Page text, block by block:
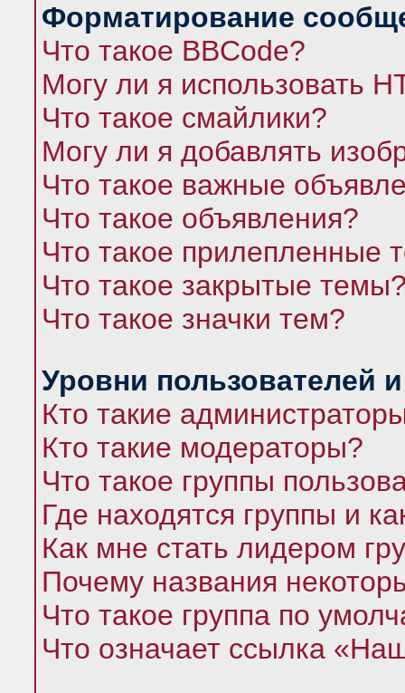
Форматирование
Что такое BBCode?
Могу ли я использовать
Что такое смайлики?
Могу ли я добавлять
Что такое важные
Что такое объявления?
Что такое прилепленные
Что такое закрытые
Что такое значки тем?
Уровни пользователей
Кто такие
Кто такие модераторы?
Что такое группы
Где находятся группы и
Как мне стать лидером
Почему названия
Что такое группа по
Что означает ссылка